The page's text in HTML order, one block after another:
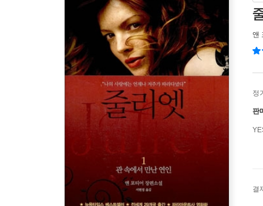
앤
정
판
결